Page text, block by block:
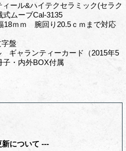
ール&ハイテクセラミック(セラク
ムーブCal-3135
ｍｍ 腕回り20.5ｃｍまで対応
盤
ギャランティーカード（2015年5
子・内外BOX付属
について ---